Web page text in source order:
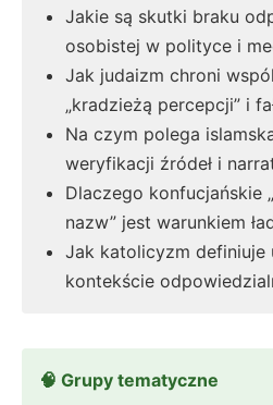
Jakie są skutki braku
osobistej w polityce i
Jak judaizm chroni
„kradzieżą percepcji” i
Na czym polega
weryfikacji źródeł i
Dlaczego konfucjańskie
nazw” jest warunkiem
Jak katolicyzm definiuje
kontekście
🧠 Grupy tematyczne